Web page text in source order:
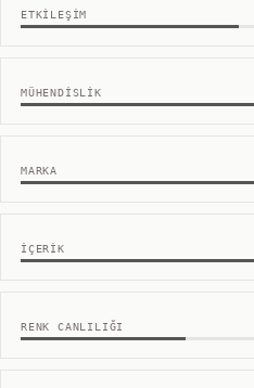
ETKILEŞIM
MÜHENDISLIK
MARKA
İÇERIK
RENK CANLILIĞI